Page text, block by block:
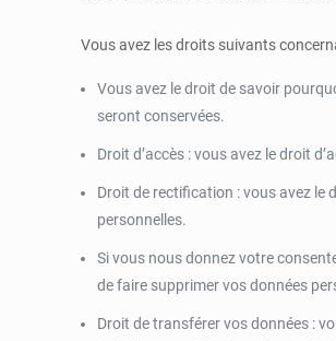
Vous avez les droits suivants
Vous avez le droit de savoir
seront conservées.
Droit d’accès : vous avez le droit
Droit de rectification : vous avez le
personnelles.
Si vous nous donnez votre
de faire supprimer vos données
Droit de transférer vos données :